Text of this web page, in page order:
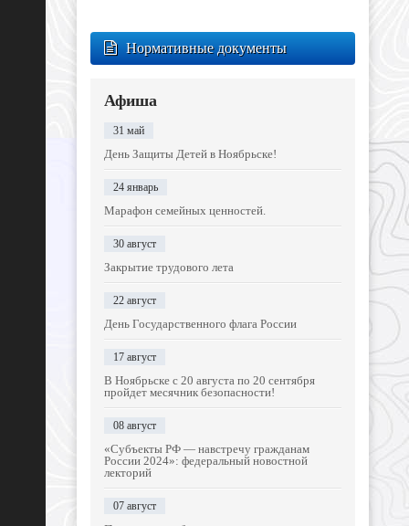
Нормативные документы
Афиша
31 май
День Защиты Детей в Ноябрьске!
24 январь
Марафон семейных ценностей.
30 август
Закрытие трудового лета
22 август
День Государственного флага России
17 август
В Ноябрьске с 20 августа по 20 сентября
пройдет месячник безопасности!
08 август
«Субъекты РФ — навстречу гражданам
России 2024»: федеральный новостной
лекторий
07 август